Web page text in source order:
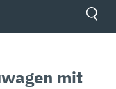
mit